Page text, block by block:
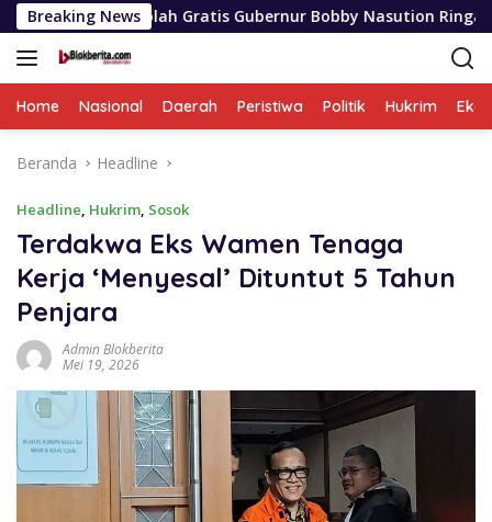
Langsung
ke
konten
Breaking News
Gratis Gubernur Bobby Nasution Ringankan Beban
Home Nasional Daerah Peristiwa Politik Hukrim
Beranda Headline
Headline, Hukrim, Sosok
Terdakwa Eks Wamen Tenaga
Kerja ‘Menyesal’ Dituntut 5 Tahun
Penjara
Admin Blokberita
Mei 19, 2026